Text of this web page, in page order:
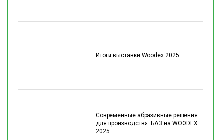
Итоги выставки Woodex 2025
Современные абразивные решения
для производства: БАЗ на WOODEX
2025